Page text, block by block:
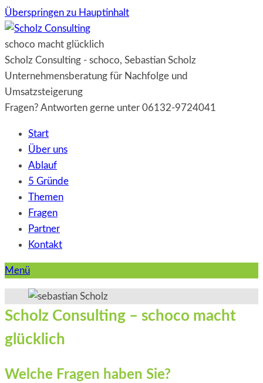
Überspringen zu Hauptinhalt
schoco macht glücklich
Scholz Consulting - schoco, Sebastian Scholz
Unternehmensberatung für Nachfolge und
Umsatzsteigerung
Fragen? Antworten gerne unter 06132-9724041
Start
Über uns
Ablauf
5 Gründe
Themen
Fragen
Partner
Kontakt
Menü
Scholz Consulting – schoco macht
glücklich
Welche Fragen haben Sie?